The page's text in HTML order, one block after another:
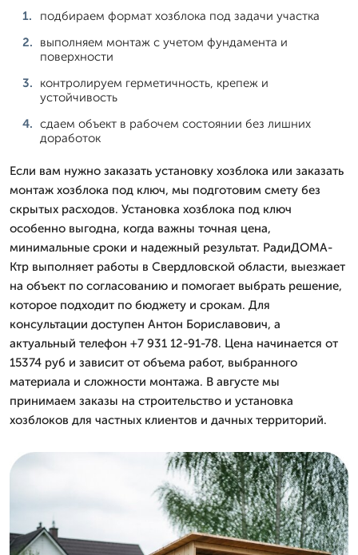
подбираем формат хозблока под задачи участка
выполняем монтаж с учетом фундамента и
поверхности
контролируем герметичность, крепеж и
устойчивость
сдаем объект в рабочем состоянии без лишних
доработок
Если вам нужно заказать установку хозблока или заказать
монтаж хозблока под ключ, мы подготовим смету без
скрытых расходов. Установка хозблока под ключ
особенно выгодна, когда важны точная цена,
минимальные сроки и надежный результат. РадиДОМА-
Ктр выполняет работы в Свердловской области, выезжает
на объект по согласованию и помогает выбрать решение,
которое подходит по бюджету и срокам. Для
консультации доступен Антон Бориславович, а
актуальный телефон +7 931 12-91-78. Цена начинается от
15374 руб и зависит от объема работ, выбранного
материала и сложности монтажа. В августе мы
принимаем заказы на строительство и установка
хозблоков для частных клиентов и дачных территорий.